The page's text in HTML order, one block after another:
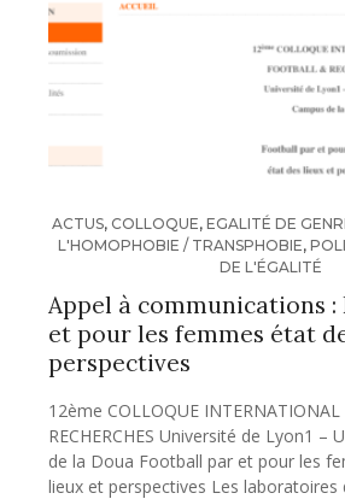
ACTUS, COLLOQUE, EGALITÉ DE
L'HOMOPHOBIE / TRANSPHOBIE,
DE L'ÉGALITÉ
Appel à communications
et pour les femmes état
perspectives
12ème COLLOQUE
RECHERCHES Université de Lyon1 –
de la Doua Football par et pour les
lieux et perspectives Les laboratoires